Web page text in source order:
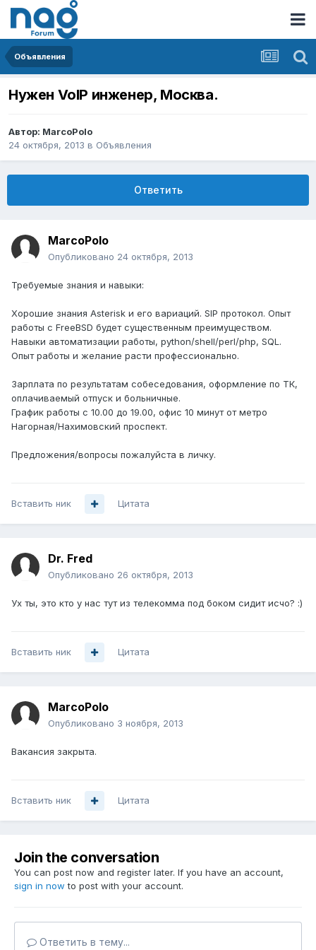
Объявления
Нужен VoIP инженер, Москва.
Автор: MarcoPolo
24 октября, 2013 в Объявления
Ответить
MarcoPolo
Опубликовано 24 октября, 2013
Требуемые знания и навыки:
Хорошие знания Asterisk и его вариаций. SIP протокол. Опыт
работы с FreeBSD будет существенным преимуществом.
Навыки автоматизации работы, python/shell/perl/php, SQL.
Опыт работы и желание расти профессионально.
Зарплата по результатам собеседования, оформление по ТК,
оплачиваемый отпуск и больничные.
График работы с 10.00 до 19.00, офис 10 минут от метро
Нагорная/Нахимовский проспект.
Предложения/вопросы пожалуйста в личку.
Вставить ник Цитата
Dr. Fred
Опубликовано 26 октября, 2013
Ух ты, это кто у нас тут из телекомма под боком сидит исчо? :)
Вставить ник Цитата
MarcoPolo
Опубликовано 3 ноября, 2013
Вакансия закрыта.
Вставить ник Цитата
Join the conversation
You can post now and register later. If you have an account,
sign in now to post with your account.
Ответить в тему...